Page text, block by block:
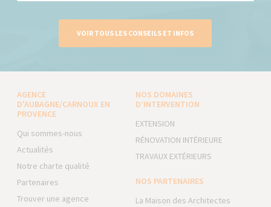
VOIR TOUS LES CONSEILS ET INFOS
AGENCE
D'AUBAGNE/CARNOUX EN
PROVENCE
Qui sommes-nous
Actualités
Notre charte qualité
Partenaires
Trouver une agence
NOS DOMAINES
D’INTERVENTION
EXTENSION
RÉNOVATION INTÉRIEURE
TRAVAUX EXTÉRIEURS
NOS PARTENAIRES
La Maison des Architectes